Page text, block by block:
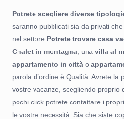
Potrete scegliere diverse
saranno pubblicati sia da privati
nel settore. Potrete trovare casa
Chalet in montagna , una villa al
appartamento in città o
parola d’ordine è Qualità! Avrete la
vostre vacanze, scegliendo proprio
pochi click potrete contattare i
le vostre necessità. Sia che siate